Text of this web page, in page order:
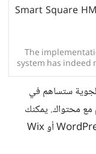
The
system has
of
ستساهم في
مع محتواك. يمكنك
استخدام أدوات تصميم المواقع مثل WordPress أو Wix